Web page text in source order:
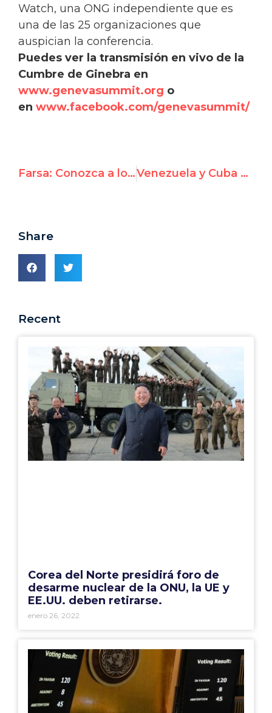
Watch, una ONG independiente que es
una de las 25 organizaciones que
auspician la conferencia.
Puedes ver la transmisión en vivo de la
Cumbre de Ginebra en
www.genevasummit.org o
en www.facebook.com/genevasummit/
Farsa: Conozca a los Miembros de Consejo de Derechos Humanos de la ONU 2018 Venezuela y Cuba estarán entre los países sobre los que pondrá foco la Cumbre de Ginebra
Share
Recent
Corea del Norte presidirá foro de
desarme nuclear de la ONU, la UE y
EE.UU. deben retirarse.
enero 26, 2022